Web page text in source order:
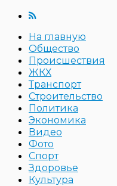
На главную
Общество
Происшествия
ЖКХ
Транспорт
Строительство
Политика
Экономика
Видео
Фото
Спорт
Здоровье
Культура